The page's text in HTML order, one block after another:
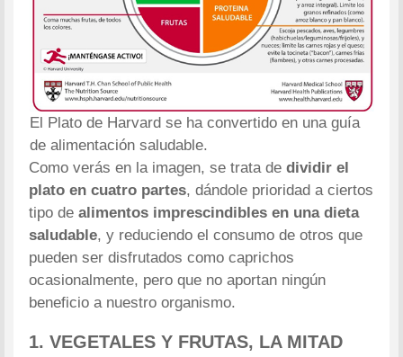
El Plato de Harvard se ha convertido en una guía
de alimentación saludable.
Como verás en la imagen, se trata dedividir el
plato en cuatro partes, dándole prioridad a ciertos
tipo dealimentos imprescindibles en una dieta
saludable, y reduciendo el consumo de otros que
pueden ser disfrutados como caprichos
ocasionalmente, pero que no aportan ningún
beneficio a nuestro organismo.
1.VEGETALES Y FRUTAS, LA MITAD